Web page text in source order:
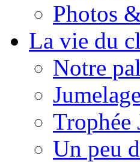
Photos
La vie du
Notre
Trophée
Un peu